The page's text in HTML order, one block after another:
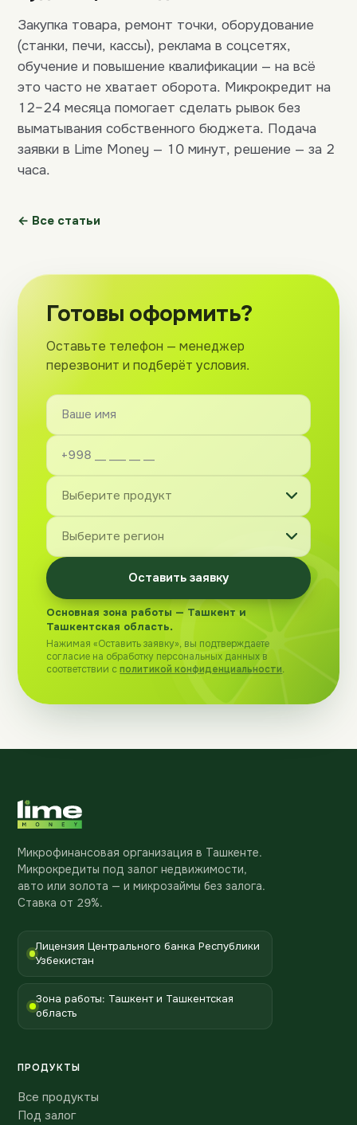
Закупка товара, ремонт точки, оборудование
(станки, печи, кассы), реклама в соцсетях,
обучение и повышение квалификации — на всё
это часто не хватает оборота. Микрокредит на
12–24 месяца помогает сделать рывок без
выматывания собственного бюджета. Подача
заявки в Lime Money — 10 минут, решение — за 2
часа.
← Все статьи
Готовы оформить?
Оставьте телефон — менеджер
перезвонит и подберёт условия.
Оставить заявку
Основная зона работы — Ташкент и
Ташкентская область.
Нажимая «Оставить заявку», вы подтверждаете
согласие на обработку персональных данных в
соответствии сполитикой конфиденциальности.
Микрофинансовая организация в Ташкенте.
Микрокредиты под залог недвижимости,
авто или золота — и микрозаймы без залога.
Ставка от 29%.
Лицензия Центрального банка Республики
Узбекистан
Зона работы: Ташкент и Ташкентская
область
ПРОДУКТЫ
Все продукты
Под залог